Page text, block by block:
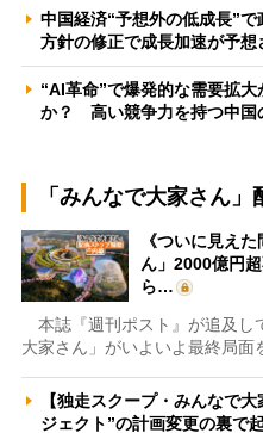
中国経済“予想外の低成長”
方針の修正で成長加速が予
“AI革命”で爆発的な需要拡
か？ 高い競争力を持つ中国
「みんなで大家さん
《ついに見え
ん」2000億円
ら…
本誌『週刊ポスト』が追及し
大家さん」がいよいよ最終局面
【独走スクープ・みんなで
ジェクト”の計画変更の裏で